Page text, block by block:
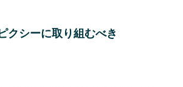
クシーに取り組むべき